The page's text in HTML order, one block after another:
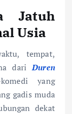
Jatuh
Usia
tempat,
dariDuren
yang
gadis muda
dekat